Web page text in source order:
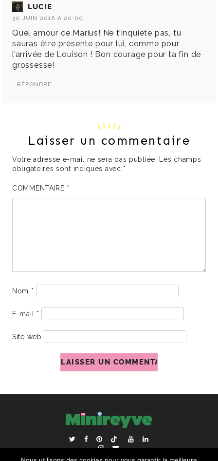
LUCIE
30 JUIN 2016 À 20:00
Quel amour ce Marius! Ne t’inquiète pas, tu
sauras être présente pour lui, comme pour
l’arrivée de Louison ! Bon courage pour ta fin de
grossesse!
RÉPONDRE
Laisser un commentaire
Votre adresse e-mail ne sera pas publiée. Les champs
obligatoires sont indiqués avec *
COMMENTAIRE *
Nom *
E-mail *
Site web
ACCUEIL BLOGROLL